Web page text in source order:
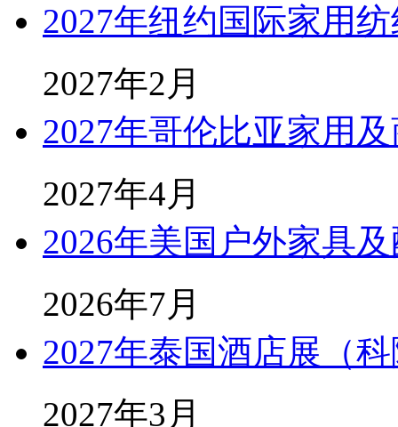
2027年纽约国际家用
2027年2月
2027年哥伦比亚家用
2027年4月
2026年美国户外家具
2026年7月
2027年泰国酒店展（
2027年3月